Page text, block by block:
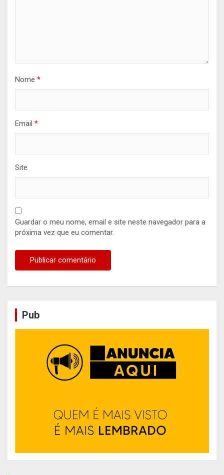
Nome *
Email *
Site
Guardar o meu nome, email e site neste navegador para a
próxima vez que eu comentar.
Pub